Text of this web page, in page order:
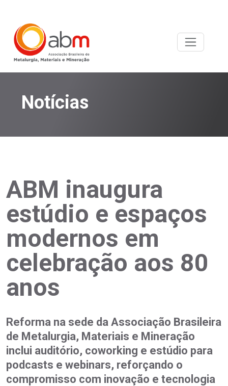
Notícias
ABM inaugura
estúdio e espaços
modernos em
celebração aos 80
anos
Reforma na sede da Associação Brasileira
de Metalurgia, Materiais e Mineração
inclui auditório, coworking e estúdio para
podcasts e webinars, reforçando o
compromisso com inovação e tecnologia